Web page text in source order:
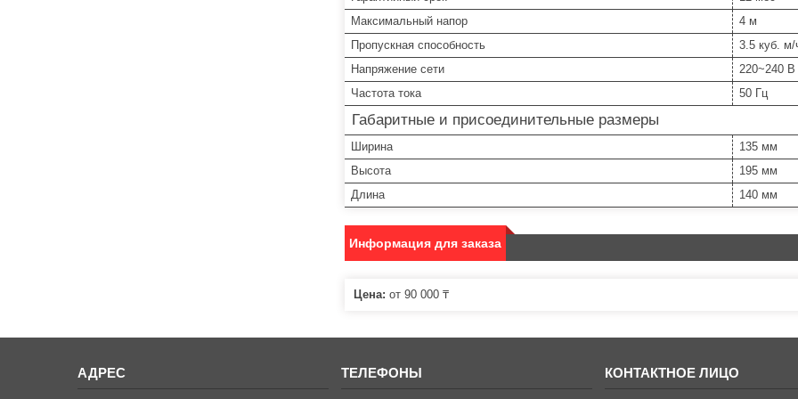
Максимальный напор
4 м
Пропускная способность
3.5 куб. м/
Напряжение сети
220~240 В
Частота тока
50 Гц
Габаритные и присоединительные размеры
Ширина
135 мм
Высота
195 мм
Длина
140 мм
Информация для заказа
Цена: от 90 000 ₸